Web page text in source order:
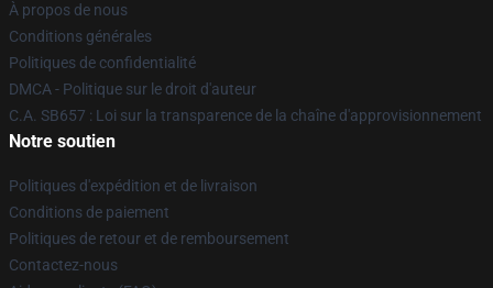
À propos de nous
Conditions générales
Politiques de confidentialité
DMCA - Politique sur le droit d'auteur
C.A. SB657 : Loi sur la transparence de la chaîne d'approvisionnement
Notre soutien
Politiques d'expédition et de livraison
Conditions de paiement
Politiques de retour et de remboursement
Contactez-nous